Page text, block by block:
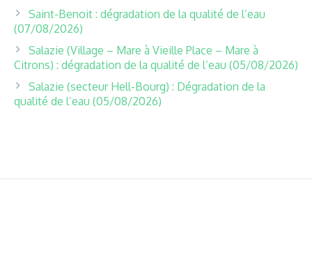
Saint-Benoit : dégradation de la qualité de l’eau
(07/08/2026)
Salazie (Village – Mare à Vieille Place – Mare à
Citrons) : dégradation de la qualité de l’eau (05/08/2026)
Salazie (secteur Hell-Bourg) : Dégradation de la
qualité de l’eau (05/08/2026)